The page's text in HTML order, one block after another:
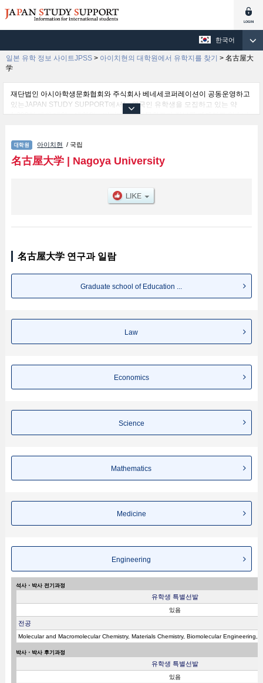
한국어
일본 유학 정보 사이트JPSS > 아이치현의 대학원에서 유학지를 찾기 > 名古屋大
学
재단법인 아시아학생문화협회와 주식회사 베네세코퍼레이션이 공동운영하고
있는JAPAN STUDY SUPPORT에서는 외국인 유학생을 모집하고 있는 약
1,300여 개의 대학・대학원・단기대학・전문학교의 정보를 게재하고 있습니
Education and Human Development및Law및Economics및Science및
Mathematics및Medicine및Engineering및School of Bioagricultural Sciences
및International Development및Informatics및Graduate school of Humanities
집정원과 합격자수 등의 입시정보, 시설안내, 교통정보 등 외국인 유학생에게
유익하고 필요한 정보를 게재하고 있으므로 많이 이용해 주시기 바랍니다.
아이치현 / 국립
名古屋大学| Nagoya University
名古屋大学 연구과 일람
Graduate school of Education ...
Law
Economics
Science
Mathematics
Medicine
Engineering
석사・박사 전기과정
유학생 특별선발
있음
전공
Molecular and Macromolecular Chemistry, Materials Chemistry, Biomolecular
박사・박사 후기과정
유학생 특별선발
있음